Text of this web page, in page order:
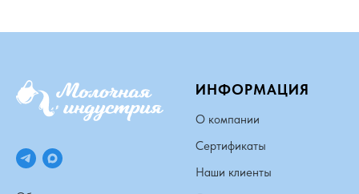
ИНФОРМАЦИЯ
О компании
Сертификаты
Наши клиенты